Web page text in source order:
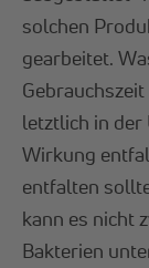
solchen
gearbeitet.
letztlich in der
Wirkung
entfalten
kann es nicht
Bakterien